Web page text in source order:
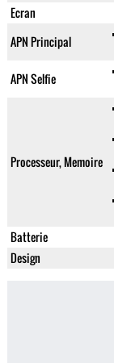
Ecran
APN Principal
APN Selfie
Processeur, Memoire
Batterie
Design